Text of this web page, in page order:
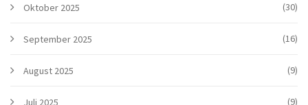
Oktober 2025 (30)
September 2025 (16)
August 2025 (9)
Juli 2025 (9)